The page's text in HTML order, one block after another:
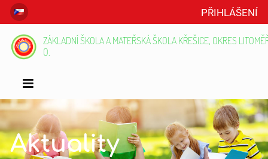
PŘIHLÁŠENÍ
ZÁKLADNÍ ŠKOLA A MATEŘSKÁ ŠKOLA KŘEŠICE, OKRES
O.
Aktuality